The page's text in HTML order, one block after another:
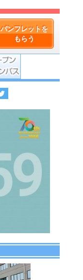
パンフレットを
もらう